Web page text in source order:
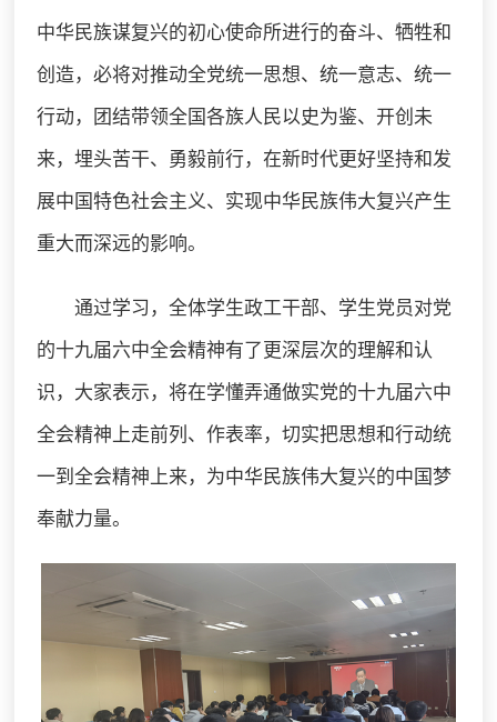
中华民族谋复兴的初心使命所进行的奋斗、牺牲和
创造，必将对推动全党统一思想、统一意志、统一
行动，团结带领全国各族人民以史为鉴、开创未
来，埋头苦干、勇毅前行，在新时代更好坚持和发
展中国特色社会主义、实现中华民族伟大复兴产生
重大而深远的影响。
通过学习，全体学生政工干部、学生党员对党
的十九届六中全会精神有了更深层次的理解和认
识，大家表示，将在学懂弄通做实党的十九届六中
全会精神上走前列、作表率，切实把思想和行动统
一到全会精神上来，为中华民族伟大复兴的中国梦
奉献力量。